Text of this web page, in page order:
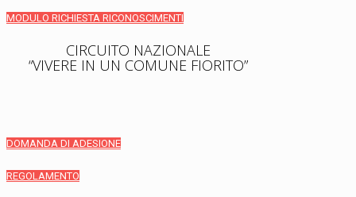
MODULO RICHIESTA RICONOSCIMENTI
CIRCUITO NAZIONALE
“VIVERE IN UN COMUNE FIORITO”
DOMANDA DI ADESIONE
REGOLAMENTO